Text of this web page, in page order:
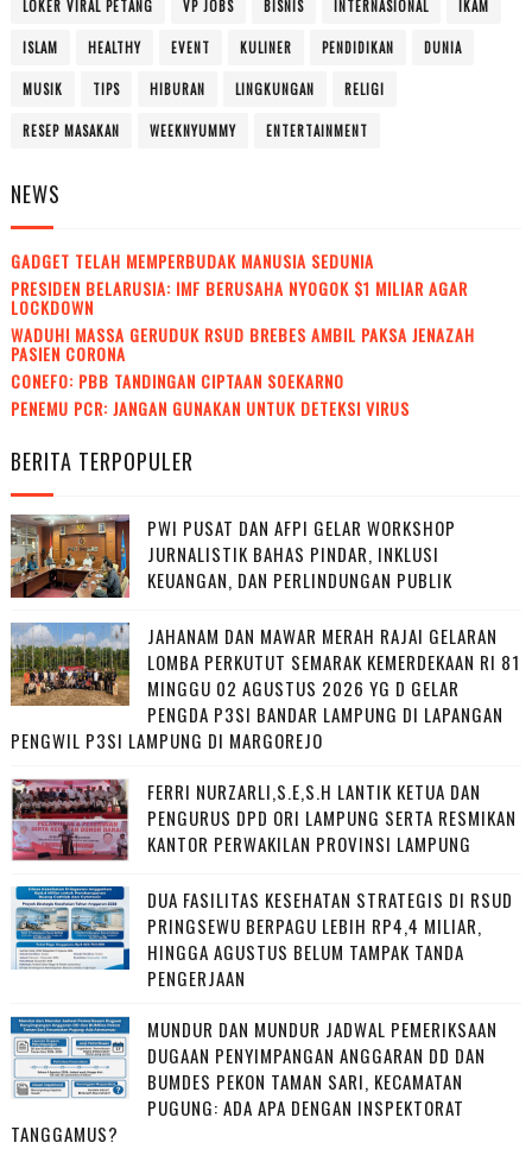
LOKER VIRAL PETANG VP JOBS BISNIS INTERNASIONAL IKAM
ISLAM HEALTHY EVENT KULINER PENDIDIKAN DUNIA
MUSIK TIPS HIBURAN LINGKUNGAN RELIGI
RESEP MASAKAN WEEKNYUMMY ENTERTAINMENT
NEWS
GADGET TELAH MEMPERBUDAK MANUSIA SEDUNIA
PRESIDEN BELARUSIA: IMF BERUSAHA NYOGOK $1 MILIAR AGAR
LOCKDOWN
WADUH! MASSA GERUDUK RSUD BREBES AMBIL PAKSA JENAZAH
PASIEN CORONA
CONEFO: PBB TANDINGAN CIPTAAN SOEKARNO
PENEMU PCR: JANGAN GUNAKAN UNTUK DETEKSI VIRUS
BERITA TERPOPULER
PWI PUSAT DAN AFPI GELAR WORKSHOP
JURNALISTIK BAHAS PINDAR, INKLUSI
KEUANGAN, DAN PERLINDUNGAN PUBLIK
JAHANAM DAN MAWAR MERAH RAJAI GELARAN
LOMBA PERKUTUT SEMARAK KEMERDEKAAN RI 81
MINGGU 02 AGUSTUS 2026 YG D GELAR
PENGDA P3SI BANDAR LAMPUNG DI LAPANGAN
PENGWIL P3SI LAMPUNG DI MARGOREJO
FERRI NURZARLI,S.E,S.H LANTIK KETUA DAN
PENGURUS DPD ORI LAMPUNG SERTA RESMIKAN
KANTOR PERWAKILAN PROVINSI LAMPUNG
DUA FASILITAS KESEHATAN STRATEGIS DI RSUD
PRINGSEWU BERPAGU LEBIH RP4,4 MILIAR,
HINGGA AGUSTUS BELUM TAMPAK TANDA
PENGERJAAN
MUNDUR DAN MUNDUR JADWAL PEMERIKSAAN
DUGAAN PENYIMPANGAN ANGGARAN DD DAN
BUMDES PEKON TAMAN SARI, KECAMATAN
PUGUNG: ADA APA DENGAN INSPEKTORAT
TANGGAMUS?